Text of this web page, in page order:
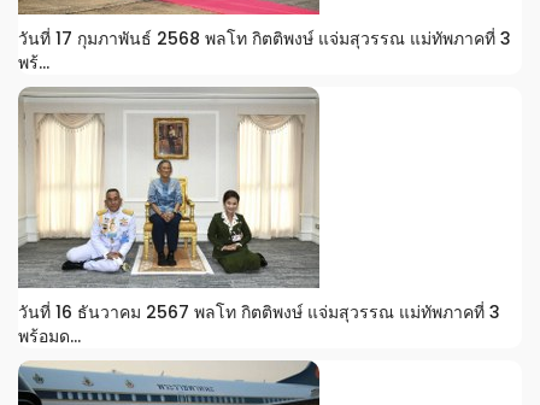
วันที่ 17 กุมภาพันธ์ 2568 พลโท กิตติพงษ์ แจ่มสุวรรณ แม่ทัพภาคที่ 3
พร้...
วันที่ 16 ธันวาคม 2567 พลโท กิตติพงษ์ แจ่มสุวรรณ แม่ทัพภาคที่ 3
พร้อมด...